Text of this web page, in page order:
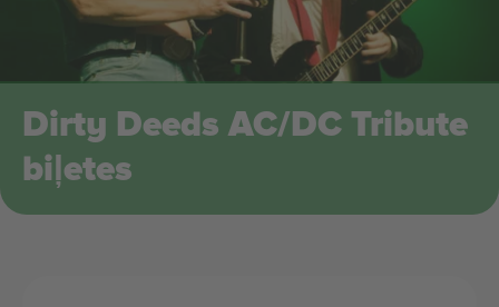
Dirty Deeds AC/DC Tribute
biļetes